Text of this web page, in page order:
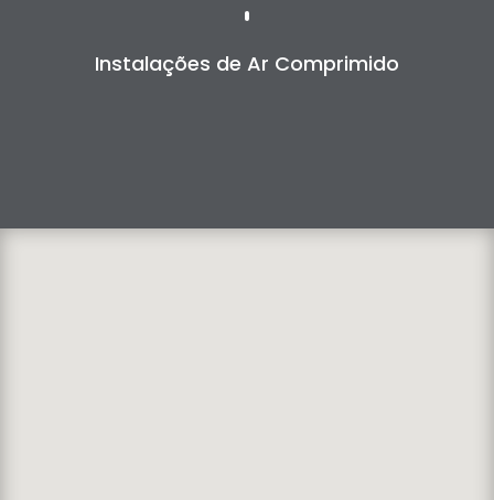
Instalações de Ar Comprimido